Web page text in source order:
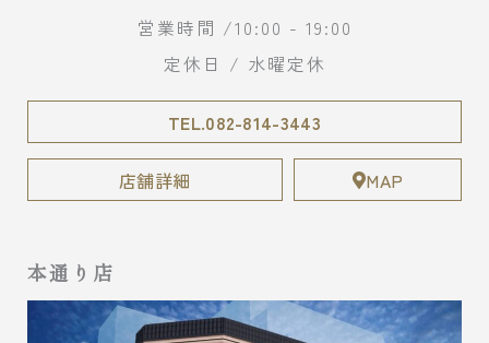
営業時間 /10:00 - 19:00
定休日 / 水曜定休
TEL.082-814-3443
店舗詳細 MAP
本通り店